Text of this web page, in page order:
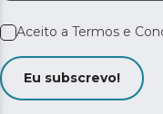
Aceito a Termos e
Eu subscrevo!